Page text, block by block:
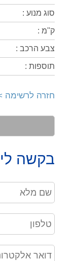
סוג מנוע :
ק''מ :
צבע הרכב :
תוספות :
חזרה לרשימה
בקשה